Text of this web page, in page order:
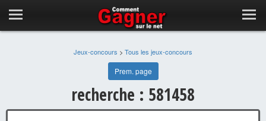
Jeux-concours > Tous les jeux-concours
Prem. page
recherche : 581458